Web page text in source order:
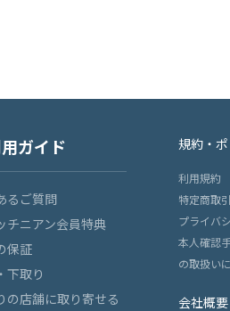
ガイド
るご質問
チニアン会員特典
保証
下取り
の店舗に取り寄せる
規約・
利用規約
特定商取
プライバ
本人確認
の取扱い
会社概要